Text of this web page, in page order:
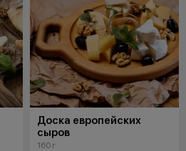
Доска европейских
сыров
160 г